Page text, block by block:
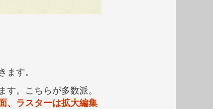
す。
。こちらが多数派。
、ラスターは拡大編集